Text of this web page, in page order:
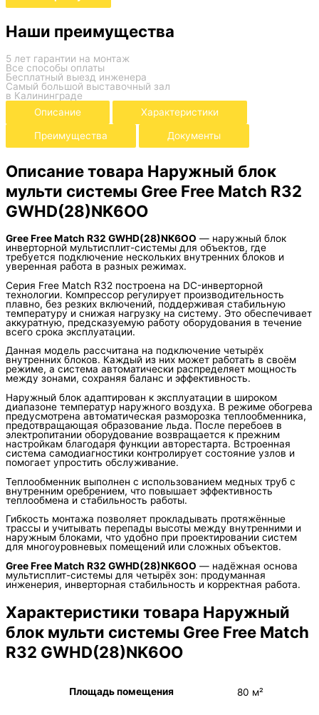
Наши преимущества
5 лет гарантии на монтаж
Все способы оплаты
Бесплатный выезд инженера
Самый большой выставочный зал
в Калининграде
Описание
Характеристики
Преимущества Документы
Описание товара Наружный блок
мульти системы Gree Free Match R32
GWHD(28)NK6OO
Gree Free Match R32 GWHD(28)NK6OO — наружный блок
инверторной мультисплит-системы для объектов, где
требуется подключение нескольких внутренних блоков и
уверенная работа в разных режимах.
Серия Free Match R32 построена на DC-инверторной
технологии. Компрессор регулирует производительность
плавно, без резких включений, поддерживая стабильную
температуру и снижая нагрузку на систему. Это обеспечивает
аккуратную, предсказуемую работу оборудования в течение
всего срока эксплуатации.
Данная модель рассчитана на подключение четырёх
внутренних блоков. Каждый из них может работать в своём
режиме, а система автоматически распределяет мощность
между зонами, сохраняя баланс и эффективность.
Наружный блок адаптирован к эксплуатации в широком
диапазоне температур наружного воздуха. В режиме обогрева
предусмотрена автоматическая разморозка теплообменника,
предотвращающая образование льда. После перебоев в
электропитании оборудование возвращается к прежним
настройкам благодаря функции авторестарта. Встроенная
система самодиагностики контролирует состояние узлов и
помогает упростить обслуживание.
Теплообменник выполнен с использованием медных труб с
внутренним оребрением, что повышает эффективность
теплообмена и стабильность работы.
Гибкость монтажа позволяет прокладывать протяжённые
трассы и учитывать перепады высоты между внутренними и
наружным блоками, что удобно при проектировании систем
для многоуровневых помещений или сложных объектов.
Gree Free Match R32 GWHD(28)NK6OO — надёжная основа
мультисплит-системы для четырёх зон: продуманная
инженерия, инверторная стабильность и корректная работа.
Характеристики товара Наружный
блок мульти системы Gree Free Match
R32 GWHD(28)NK6OO
Площадь помещения 80 м²